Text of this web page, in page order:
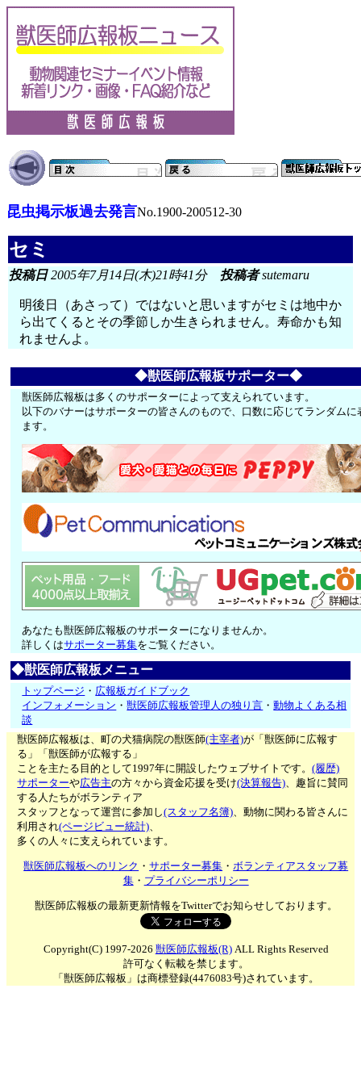
昆虫掲示板過去発言No.1900-200512-30
セミ
投稿日2005年7月14日(木)21時41分 投稿者sutemaru
明後日（あさって）ではないと思いますがセミは地中か
ら出てくるとその季節しか生きられません。寿命かも知
れませんよ。
◆獣医師広報板サポーター◆
獣医師広報板は多くのサポーターによって支えられています。
以下のバナーはサポーターの皆さんのもので、口数に応じてランダムに
ます。
あなたも獣医師広報板のサポーターになりませんか。
詳しくはサポーター募集をご覧ください。
◆獣医師広報板メニュー
トップページ ・ 広報板ガイドブック
インフォメーション ・獣医師広報板管理人の独り言 ・動物よくある相
談
獣医師広報板は、町の犬猫病院の獣医師(主宰者)が「獣医師に広報す
る」「獣医師が広報する」
ことを主たる目的として1997年に開設したウェブサイトです。(履歴)
サポーターや広告主の方々から資金応援を受け(決算報告)、趣旨に賛同
する人たちがボランティア
スタッフとなって運営に参加し(スタッフ名簿)、動物に関わる皆さんに
利用され(ページビュー統計)、
多くの人々に支えられています。
獣医師広報板へのリンク ・サポーター募集 ・ボランティアスタッフ募
集・ プライバシーポリシー
獣医師広報板の最新更新情報をTwitterでお知らせしております。
Copyright(C) 1997-2026 獣医師広報板(R)ALL Rights Reserved
許可なく転載を禁じます。
「獣医師広報板」は商標登録(4476083号)されています。